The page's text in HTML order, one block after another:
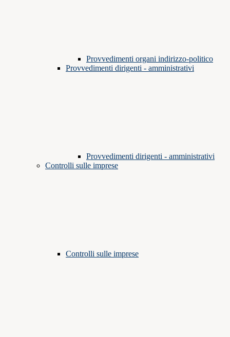
Provvedimenti organi indirizzo-politico
Provvedimenti dirigenti - amministrativi
Provvedimenti dirigenti - amministrativi
Controlli sulle imprese
Controlli sulle imprese